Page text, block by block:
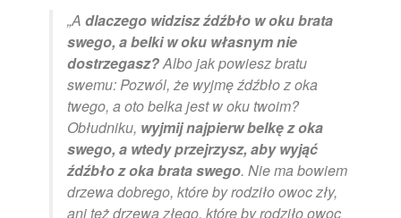
„A dlaczego widzisz źdźbło w oku brata
swego, a belki w oku własnym nie
dostrzegasz?Albo jak powiesz bratu
swemu: Pozwól, że wyjmę źdźbło z oka
twego, a oto belka jest w oku twoim?
Obłudniku, wyjmij najpierw belkę z oka
swego, a wtedy przejrzysz, aby wyjąć
źdźbło z oka brata swego. Nie ma bowiem
drzewa dobrego, które by rodziło owoc zły,
ani też drzewa złego, które by rodziło owoc